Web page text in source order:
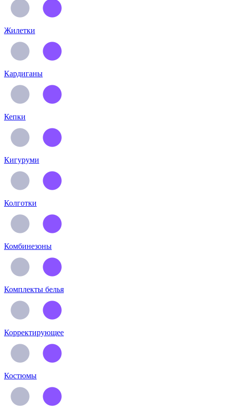
Жилетки
Кардиганы
Кепки
Кигуруми
Колготки
Комбинезоны
Комплекты белья
Корректирующее
Костюмы